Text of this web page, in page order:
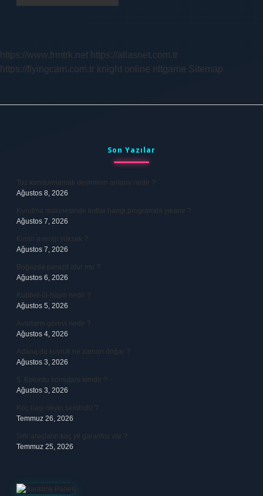
https://www.frmtrk.net https://atlasnet.com.tr
https://flyingcam.com.tr knight online nttgame Sitemap
Son Yazılar
Toz kondurmamak deyiminin anlamı nedir ?
Ağustos 8, 2026
Kurutma makinesinde kotlar hangi programda yıkanır ?
Ağustos 7, 2026
Kimin averajı yüksek ?
Ağustos 7, 2026
Boğazda parazit olur mu ?
Ağustos 6, 2026
Kubbet-ül-İslam nedir ?
Ağustos 5, 2026
Avarların görevi nedir ?
Ağustos 4, 2026
Adana’da kuyruk ne zaman doğar ?
Ağustos 3, 2026
5. Kolordu komutanı kimdir ?
Ağustos 3, 2026
Koç başı neyin sembolü ?
Temmuz 26, 2026
Sıfır araçların kaç yıl garantisi var ?
Temmuz 25, 2026